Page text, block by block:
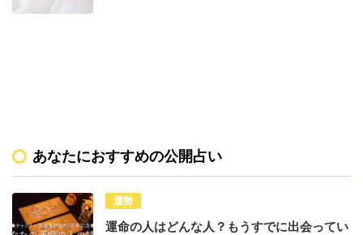
あなたにおすすめの公開占い
運勢
運命の人はどんな人？もうすでに出会ってい